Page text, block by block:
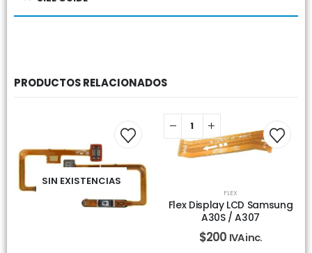
PRODUCTOS RELACIONADOS
SIN EXISTENCIAS
FLEX
Flex Display LCD Samsung
A30S / A307
$200 IVA inc.